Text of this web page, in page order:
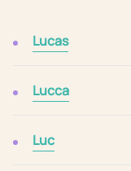
Lucas
Lucca
Luc